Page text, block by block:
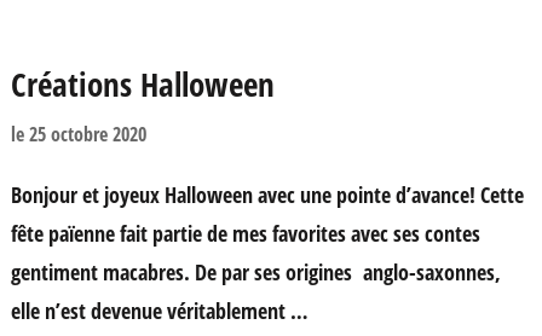
Créations Halloween
le25 octobre 2020
Bonjour et joyeux Halloween avec une pointe d’avance! Cette
fête païenne fait partie de mes favorites avec ses contes
gentiment macabres. De par ses origines anglo-saxonnes,
elle n’est devenue véritablement …